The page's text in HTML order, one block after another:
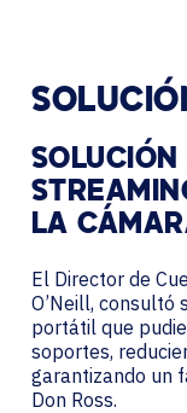
LA
El Director de
O’Neill, consultó
portátil que
soportes,
garantizando un
Don Ross.